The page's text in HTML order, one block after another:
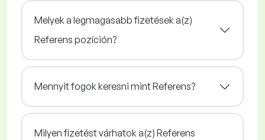
Melyek a legmagasabb fizetések a(z)
Referens pozíción?
Mennyit fogok keresni mint Referens?
Milyen fizetést várhatok a(z) Referens